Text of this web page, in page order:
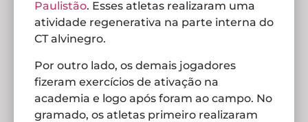
Paulistão. Esses atletas realizaram uma
atividade regenerativa na parte interna do
CT alvinegro.
Por outro lado, os demais jogadores
fizeram exercícios de ativação na
academia e logo após foram ao campo. No
gramado, os atletas primeiro realizaram